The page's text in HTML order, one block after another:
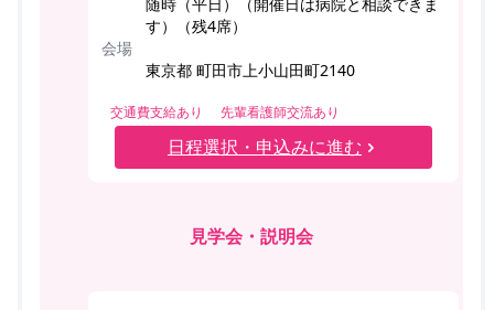
す）（残4席）
会場
東京都 町田市上小山田町2140
交通費支給あり 先輩看護師交流あり
日程選択・申込みに進む
見学会・説明会